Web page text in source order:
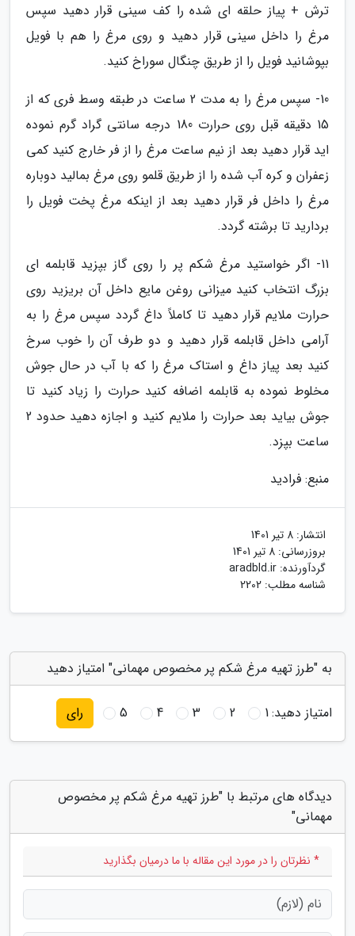
ترش + پیاز حلقه ای شده را کف سینی قرار دهید سپس
مرغ را داخل سینی قرار دهید و روی مرغ را هم با فویل
بپوشانید فویل را از طریق چنگال سوراخ کنید.
10- سپس مرغ را به مدت 2 ساعت در طبقه وسط فری که از
15 دقیقه قبل روی حرارت 180 درجه سانتی گراد گرم نموده
اید قرار دهید بعد از نیم ساعت مرغ را از فر خارج کنید کمی
زعفران و کره آب شده را از طریق قلمو روی مرغ بمالید دوباره
مرغ را داخل فر قرار دهید بعد از اینکه مرغ پخت فویل را
بردارید تا برشته گردد.
11- اگر خواستید مرغ شکم پر را روی گاز بپزید قابلمه ای
بزرگ انتخاب کنید میزانی روغن مایع داخل آن بریزید روی
حرارت ملایم قرار دهید تا کاملاً داغ گردد سپس مرغ را به
آرامی داخل قابلمه قرار دهید و دو طرف آن را خوب سرخ
کنید بعد پیاز داغ و استاک مرغ را که با آب در حال جوش
مخلوط نموده به قابلمه اضافه کنید حرارت را زیاد کنید تا
جوش بیاید بعد حرارت را ملایم کنید و اجازه دهید حدود 2
ساعت بپزد.
منبع: فرادید
انتشار: 8 تیر 1401
بروزرسانی: 8 تیر 1401
گردآورنده: aradbld.ir
شناسه مطلب: 2202
به "طرز تهیه مرغ شکم پر مخصوص مهمانی" امتیاز دهید
امتیاز دهید:1
2
3
4
5 رای
دیدگاه های مرتبط با "طرز تهیه مرغ شکم پر مخصوص
مهمانی"
* نظرتان را در مورد این مقاله با ما درمیان بگذارید